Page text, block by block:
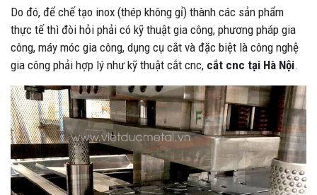
Do đó, để chế tạo inox (thép không gỉ) thành các sản phẩm
thực tế thì đòi hỏi phải có kỹ thuật gia công, phương pháp gia
công, máy móc gia công, dụng cụ cắt và đặc biệt là công nghệ
gia công phải hợp lý như kỹ thuật cắt cnc, cắt cnc tại Hà Nội.